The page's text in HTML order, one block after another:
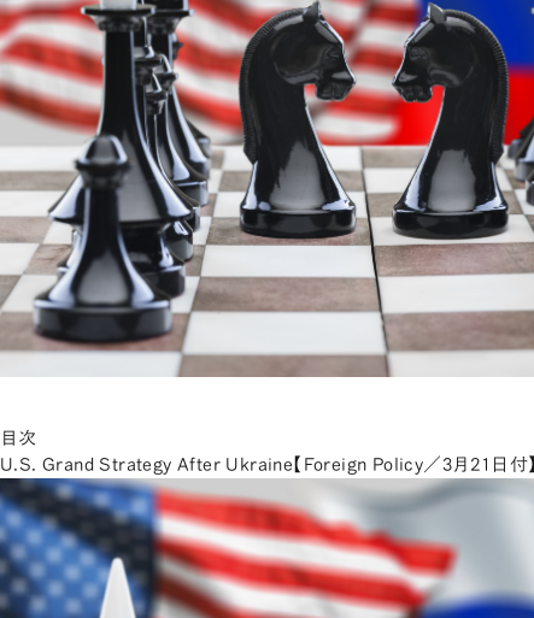
目次
U.S. Grand Strategy After Ukraine【Foreign Policy／3月21日付】